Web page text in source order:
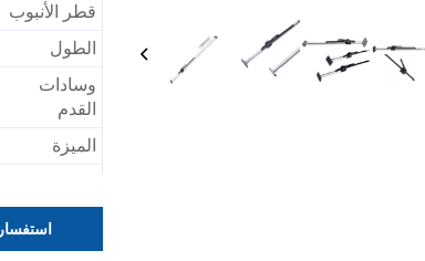
قطر الأنبوب
الطول
وسادات
القدم
الميزة
استفسار